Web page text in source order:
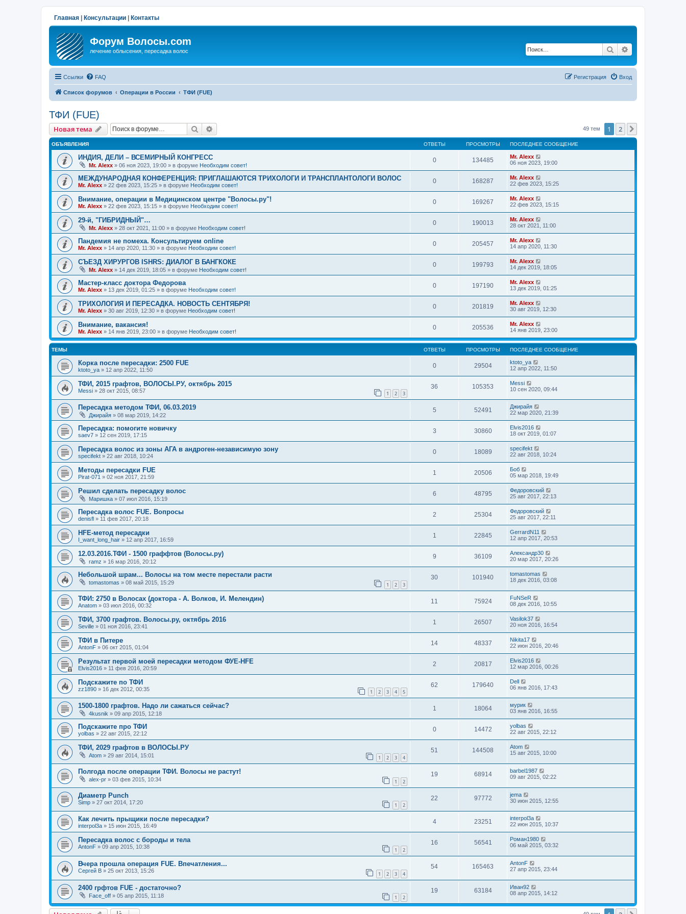
Главная Консультации Контакты
Форум Волосы.com
лечение облысения, пересадка волос Поиск
Ссылки FAQ Вход
Регистрация
Список форумов Операции в России ТФИ (FUE)
ТФИ (FUE)
Новая тема Поиск 49 тем 1 2
ОБЪЯВЛЕНИЯ ОТВЕТЫ ПРОСМОТРЫ ПОСЛЕДНЕЕ СООБЩЕНИЕ
ИНДИЯ, ДЕЛИ – ВСЕМИРНЫЙ КОНГРЕСС
Mr. Alexx » 06 ноя 2023, 19:00 » в форуме Необходим совет!
0 134485
Mr. Alexx
06 ноя 2023, 19:00
МЕЖДУНАРОДНАЯ КОНФЕРЕНЦИЯ: ПРИГЛАШАЮТСЯ ТРИХОЛОГИ И ТРАНСПЛАНТОЛОГИ ВОЛОС
Mr. Alexx » 22 фев 2023, 15:25 » в форуме Необходим совет!
0 168287
Mr. Alexx
22 фев 2023, 15:25
Внимание, операции в Медицинском центре "Волосы.ру"!
Mr. Alexx » 22 фев 2023, 15:15 » в форуме Необходим совет!
0 169267
Mr. Alexx
22 фев 2023, 15:15
29-й, "ГИБРИДНЫЙ"…
Mr. Alexx » 28 окт 2021, 11:00 » в форуме Необходим совет!
0 190013
Mr. Alexx
28 окт 2021, 11:00
Пандемия не помеха. Консультируем online
Mr. Alexx » 14 апр 2020, 11:30 » в форуме Необходим совет!
0 205457
Mr. Alexx
14 апр 2020, 11:30
СЪЕЗД ХИРУРГОВ ISHRS: ДИАЛОГ В БАНГКОКЕ
Mr. Alexx » 14 дек 2019, 18:05 » в форуме Необходим совет!
0 199793
Mr. Alexx
14 дек 2019, 18:05
Мастер-класс доктора Федорова
Mr. Alexx » 13 дек 2019, 01:25 » в форуме Необходим совет!
0 197190
Mr. Alexx
13 дек 2019, 01:25
ТРИХОЛОГИЯ И ПЕРЕСАДКА. НОВОСТЬ СЕНТЯБРЯ!
Mr. Alexx » 30 авг 2019, 12:30 » в форуме Необходим совет!
0 201819
Mr. Alexx
30 авг 2019, 12:30
Внимание, вакансия!
Mr. Alexx » 14 янв 2019, 23:00 » в форуме Необходим совет!
0 205536
Mr. Alexx
14 янв 2019, 23:00
ТЕМЫ ОТВЕТЫ ПРОСМОТРЫ ПОСЛЕДНЕЕ СООБЩЕНИЕ
Корка после пересадки: 2500 FUE
ktoto_ya » 12 апр 2022, 11:50
0 29504
ktoto_ya
12 апр 2022, 11:50
ТФИ, 2015 графтов, ВОЛОСЫ.РУ, октябрь 2015
Messi » 28 окт 2015, 08:57 1 2 3
36 105353
Messi
10 сен 2020, 09:44
Пересадка методом ТФИ, 06.03.2019
Джирайя » 08 мар 2019, 14:22
5 52491
Джирайя
22 мар 2020, 21:39
Пересадка: помогите новичку
saev7 » 12 сен 2019, 17:15
3 30860
Elvis2016
18 окт 2019, 01:07
Пересадка волос из зоны АГА в андроген-независимую зону
specifekt » 22 авг 2018, 10:24
0 18089
specifekt
22 авг 2018, 10:24
Методы пересадки FUE
Pirat-071 » 02 ноя 2017, 21:59
1 20506
Боб
05 мар 2018, 19:49
Решил сделать пересадку волос
Маришка » 07 июл 2016, 15:19
6 48795
Федоровский
25 авг 2017, 22:13
Пересадка волос FUE. Вопросы
denisfl » 11 фев 2017, 20:18
2 25304
Федоровский
25 авг 2017, 22:11
HFE-метод пересадки
I_want_long_hair » 12 апр 2017, 16:59
1 22845
GerrardN11
12 апр 2017, 20:53
12.03.2016.ТФИ - 1500 граффтов (Волосы.ру)
ramz » 16 мар 2016, 20:12
9 36109
Александр30
20 мар 2017, 20:26
Небольшой шрам... Волосы на том месте перестали расти
tomastomas » 08 май 2015, 15:29 1 2 3
30 101940
tomastomas
18 дек 2016, 03:08
ТФИ: 2750 в Волосах (доктора - А. Волков, И. Мелендин)
Anatom » 03 июл 2016, 00:32
11 75924
FuNSeR
08 дек 2016, 10:55
ТФИ, 3700 графтов. Волосы.ру, октябрь 2016
Seville » 01 ноя 2016, 23:41
1 26507
Vasilok37
20 ноя 2016, 16:54
ТФИ в Питере
AntonF » 06 окт 2015, 01:04
14 48337
Nikita17
22 июн 2016, 20:46
Результат первой моей пересадки методом ФУЕ-HFE
Elvis2016 » 11 фев 2016, 20:59
2 20817
Elvis2016
12 мар 2016, 00:26
Подскажите по ТФИ
zz1890 » 16 дек 2012, 00:35 1 2 3 4 5
62 179640
Dell
06 янв 2016, 17:43
1500-1800 графтов. Надо ли сажаться сейчас?
4kusnik » 09 апр 2015, 12:18
1 18064
мурик
03 янв 2016, 16:55
Подскажите про ТФИ
yolbas » 22 авг 2015, 22:12
0 14472
yolbas
22 авг 2015, 22:12
ТФИ, 2029 графтов в ВОЛОСЫ.РУ
Atom » 29 авг 2014, 15:01 1 2 3 4
51 144508
Atom
15 авг 2015, 10:00
Полгода после операции ТФИ. Волосы не растут!
alex-pr » 03 фев 2015, 10:34 1 2
19 68914
barbel1987
09 авг 2015, 02:22
Диаметр Punch
Simp » 27 окт 2014, 17:20 1 2
22 97772
jema
30 июн 2015, 12:55
Как лечить прыщики после пересадки?
interpol3a » 15 июн 2015, 16:49
4 23251
interpol3a
22 июн 2015, 10:37
Пересадка волос с бороды и тела
AntonF » 09 апр 2015, 10:38 1 2
16 56541
Роман1980
06 май 2015, 03:32
Вчера прошла операция FUE. Впечатления...
Сергей В » 25 окт 2013, 15:26 1 2 3 4
54 165463
AntonF
27 апр 2015, 23:44
2400 грфтов FUE - достаточно?
Face_off » 05 апр 2015, 11:18 1 2
19 63184
Иван92
08 апр 2015, 14:12